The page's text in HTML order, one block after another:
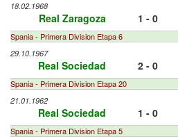
18.02.1968
Real Zaragoza 1 - 0
Spania - Primera Division Etapa 6
29.10.1967
Real Sociedad 2 - 0
Spania - Primera Division Etapa 20
21.01.1962
Real Sociedad 1 - 0
Spania - Primera Division Etapa 5